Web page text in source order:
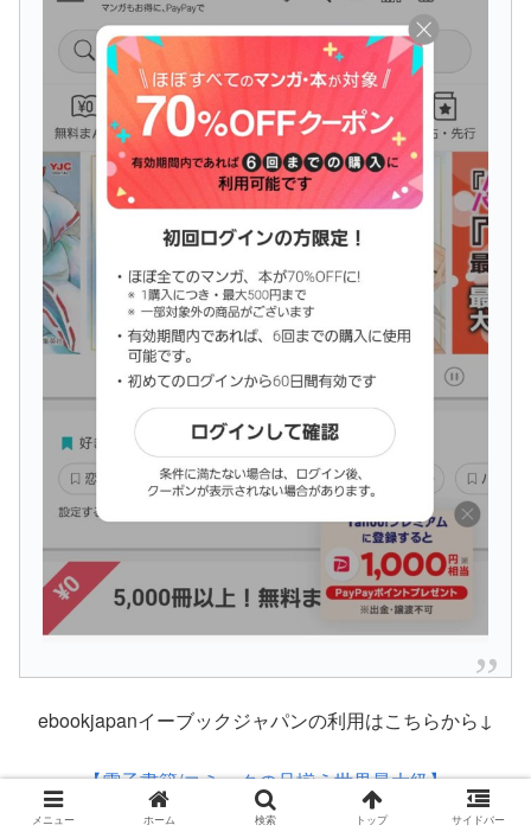
ebookjapanイーブックジャパンの利用はこちらから↓
【電子書籍/コミックの品揃え世界最大級】
eBookJapan（イーブックジャパン）
メニュー ホーム 検索 トップ サイドバー